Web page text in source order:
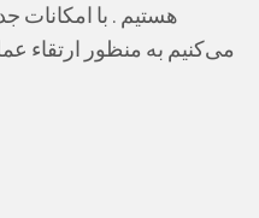
هستیم . با امکانات
می‌کنیم به منظور ارتقاء